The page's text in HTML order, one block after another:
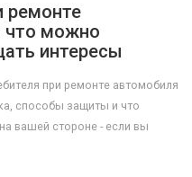
ремонте
что можно
интересы
при ремонте автомобиля
способы защиты и что
вашей стороне - если вы